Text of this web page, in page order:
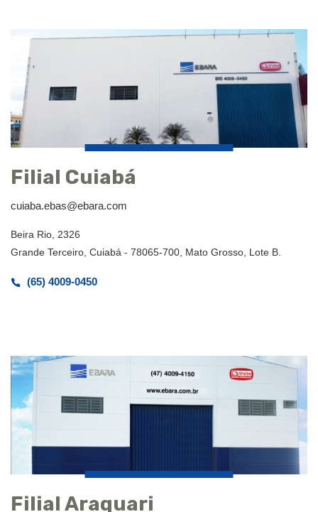
Filial Cuiabá
cuiaba.ebas@ebara.com
Beira Rio, 2326
Grande Terceiro, Cuiabá - 78065-700, Mato Grosso, Lote B.
(65) 4009-0450
Filial Araquari